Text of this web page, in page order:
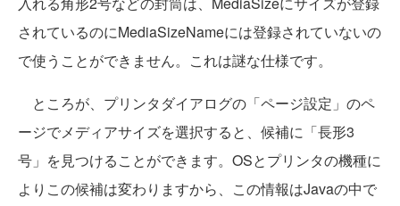
されているのにMediaSizeNameには登録されていないの
で使うことができません。これは謎な仕様です。
ところが、プリンタダイアログの「ページ設定」のペ
ージでメディアサイズを選択すると、候補に「長形3
号」を見つけることができます。OSとプリンタの機種に
よりこの候補は変わりますから、この情報はJavaの中で